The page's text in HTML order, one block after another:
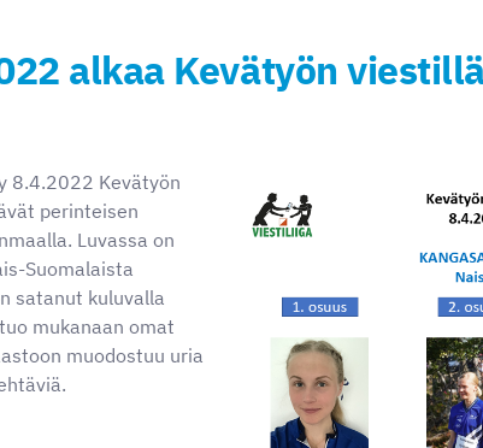
alkaa Kevätyön
8.4.2022 Kevätyön
perinteisen
Luvassa on
Suomalaista
satanut kuluvalla
mukanaan omat
muodostuu uria